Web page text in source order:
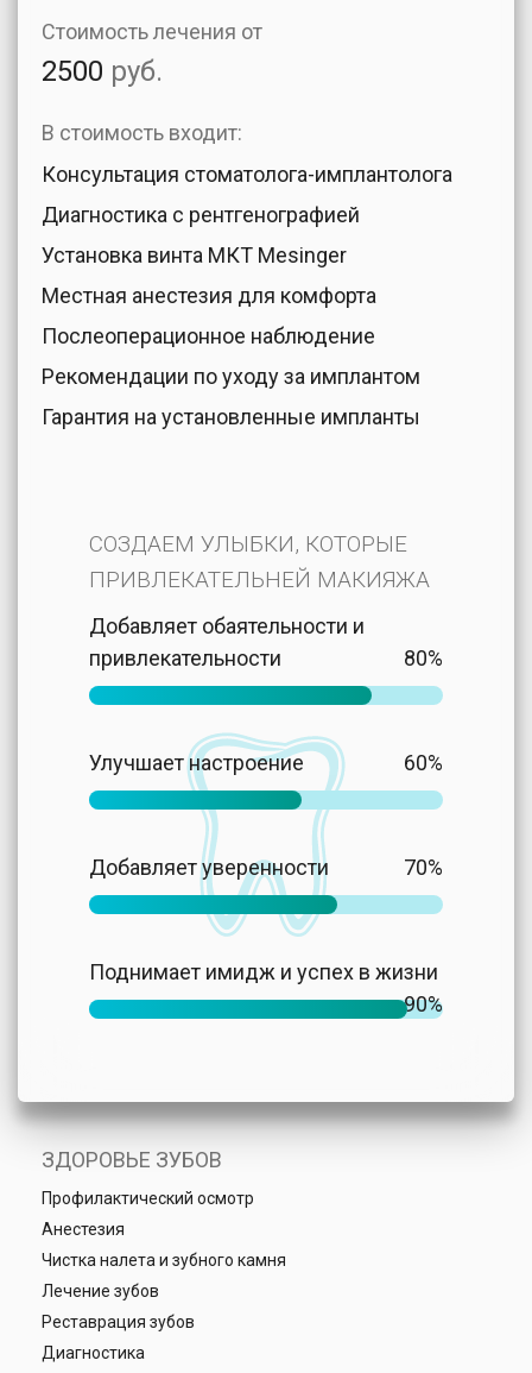
Стоимость лечения от
2500 руб.
В стоимость входит:
Консультация стоматолога-имплантолога
Диагностика с рентгенографией
Установка винта МКТ Mesinger
Местная анестезия для комфорта
Послеоперационное наблюдение
Рекомендации по уходу за имплантом
Гарантия на установленные импланты
СОЗДАЕМ УЛЫБКИ, КОТОРЫЕ
ПРИВЛЕКАТЕЛЬНЕЙ МАКИЯЖА
Добавляет обаятельности и
привлекательности
80%
Улучшает настроение 60%
Добавляет уверенности 70%
Поднимает имидж и успех в жизни
90%
ЗДОРОВЬЕ ЗУБОВ
Профилактический осмотр
Анестезия
Чистка налета и зубного камня
Лечение зубов
Реставрация зубов
Диагностика